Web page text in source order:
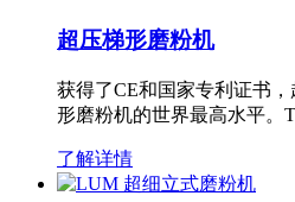
超压梯形磨粉机
获得了CE和国家专利证书
形磨粉机的世界最高水平
了解详情